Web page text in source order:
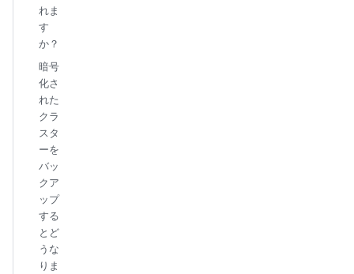
れま
す
か？
暗号
化さ
れた
クラ
スタ
ーを
バッ
クア
ップ
する
とど
うな
りま